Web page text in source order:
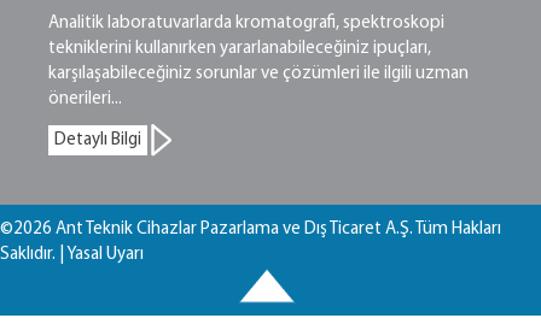
Analitik laboratuvarlarda kromatografi, spektroskopi
tekniklerini kullanırken yararlanabileceğiniz ipuçları,
karşılaşabileceğiniz sorunlar ve çözümleri ile ilgili uzman
önerileri...
Detaylı Bilgi
©2026 Ant Teknik Cihazlar Pazarlama ve Dış Ticaret A.Ş. Tüm Hakları
Saklıdır. | Yasal Uyarı